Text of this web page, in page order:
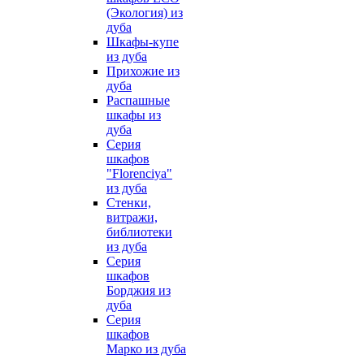
(Экология) из
дуба
Шкафы-купе
из дуба
Прихожие из
дуба
Распашные
шкафы из
дуба
Серия
шкафов
"Florenciya"
из дуба
Стенки,
витражи,
библиотеки
из дуба
Серия
шкафов
Борджия из
дуба
Серия
шкафов
Марко из дуба